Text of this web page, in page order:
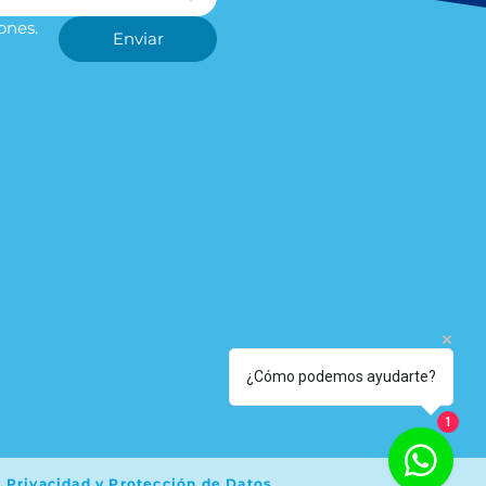
Enviar
¿Cómo podemos ayudarte?
1